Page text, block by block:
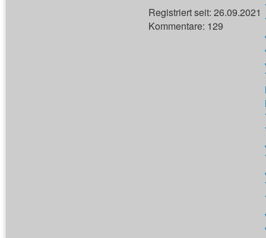
Registriert seit: 26.09.2021
Kommentare: 129